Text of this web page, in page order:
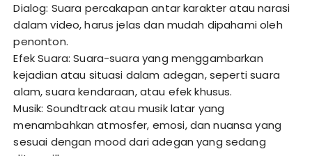
Dialog: Suara percakapan antar karakter atau narasi
dalam video, harus jelas dan mudah dipahami oleh
penonton.
Efek Suara: Suara-suara yang menggambarkan
kejadian atau situasi dalam adegan, seperti suara
alam, suara kendaraan, atau efek khusus.
Musik: Soundtrack atau musik latar yang
menambahkan atmosfer, emosi, dan nuansa yang
sesuai dengan mood dari adegan yang sedang